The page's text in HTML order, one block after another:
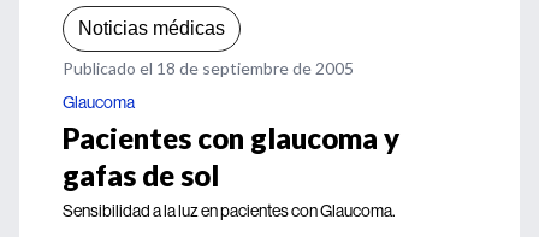
Noticias médicas
Publicado el 18 de septiembre de 2005
Glaucoma
Pacientes con glaucoma y
gafas de sol
Sensibilidad a la luz en pacientes con Glaucoma.